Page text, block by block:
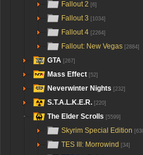
Fallout 2 [6]
Fallout 3 [1034]
Fallout 4 [2264]
Fallout: New Vegas [2884]
GTA [267]
Mass Effect [52]
Neverwinter Nights [232]
S.T.A.L.K.E.R. [220]
The Elder Scrolls [5599]
Skyrim Special Edition
TES III: Morrowind [34]